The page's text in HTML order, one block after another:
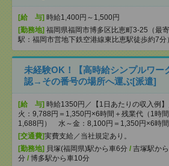
[給 与] 時給1,400円～1,500円
[勤務地] 福岡県福岡市博多区比恵町3-25（最
駅：福岡市営地下鉄空港線東比恵駅徒歩約7分）
未経験OK！【高時給シンプルワー
認→その番号の場所へ運ぶ[派遣]
[給 与] 時給1350円／【1日あたりの収入例】
火：9,788円＝1,350円×6時間＋残業代（1時間
1,688円） 水～金：8,100円＝1,350円×6時間
[交通費]実費支給／当社規定あり。
[勤務地] 貝塚(福岡県)駅から車6分 / 吉塚駅か
分 / 博多駅から車10分